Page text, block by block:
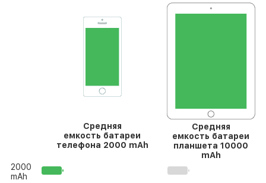
Средняя
емкость батареи
телефона 2000 mAh
Средняя
емкость батареи
планшета 10000
mAh
2000
mAh